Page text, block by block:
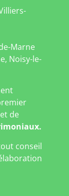
Marne
Noisy-le-
de
conseil